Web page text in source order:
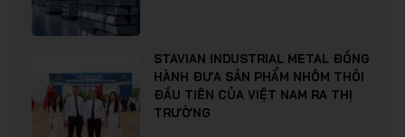
STAVIAN INDUSTRIAL METAL ĐỒNG
HÀNH ĐƯA SẢN PHẨM NHÔM THỎI
ĐẦU TIÊN CỦA VIỆT NAM RA THỊ
TRƯỜNG